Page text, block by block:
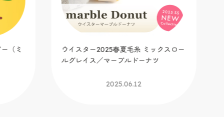
ミ
ウイスター2025春夏毛糸 ミックスロー
ルグレイス／マーブルドーナツ
2025.06.12